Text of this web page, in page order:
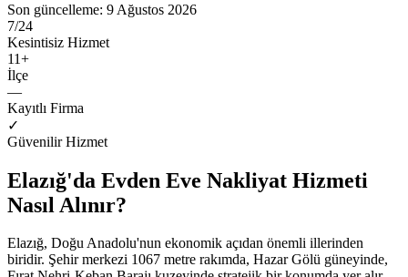
Son güncelleme: 9 Ağustos 2026
7/24
Kesintisiz Hizmet
11+
İlçe
—
Kayıtlı Firma
✓
Güvenilir Hizmet
Elazığ'da Evden Eve Nakliyat Hizmeti
Nasıl Alınır?
Elazığ, Doğu Anadolu'nun ekonomik açıdan önemli illerinden
biridir. Şehir merkezi 1067 metre rakımda, Hazar Gölü güneyinde,